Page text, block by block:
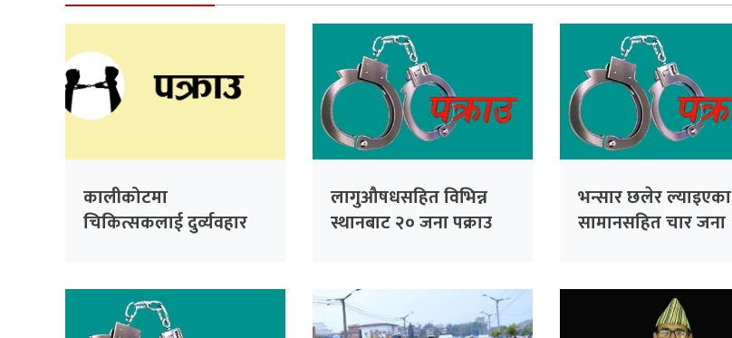
कालीकोटमा
चिकित्सकलाई दुर्व्यवहार
लागुऔषधसहित विभिन्न
स्थानबाट २० जना पक्राउ
भन्सार छलेर ल्याइएका
सामानसहित चार जना